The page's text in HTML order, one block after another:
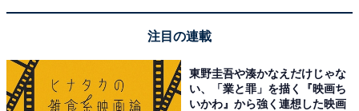
注目の連載
東野圭吾や湊かなえだけじゃな
い、「業と罪」を描く『映画ち
いかわ』から強く連想した映画